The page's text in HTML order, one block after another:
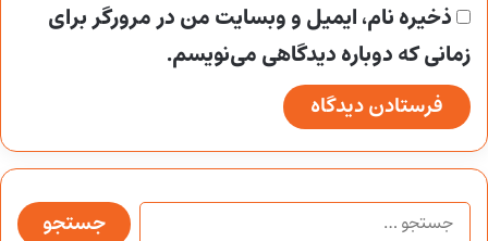
ذخیره نام، ایمیل و وبسایت من در مرورگر برای
زمانی که دوباره دیدگاهی می‌نویسم.
جستجو